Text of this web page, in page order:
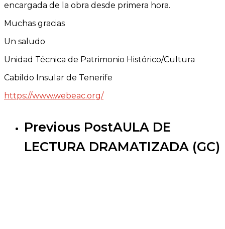
encargada de la obra desde primera hora.
Muchas gracias
Un saludo
Unidad Técnica de Patrimonio Histórico/Cultura
Cabildo Insular de Tenerife
https://www.webeac.org/
Previous PostAULA DE
LECTURA DRAMATIZADA (GC)